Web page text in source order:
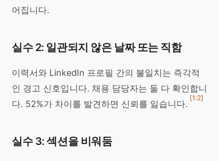
어집니다.
실수 2: 일관되지 않은 날짜 또는 직함
이력서와 LinkedIn 프로필 간의 불일치는 즉각적
인 경고 신호입니다. 채용 담당자는 둘 다 확인합니
다. 52%가 차이를 발견하면 신뢰를 잃습니다.
[1:2]
실수 3: 섹션을 비워둠